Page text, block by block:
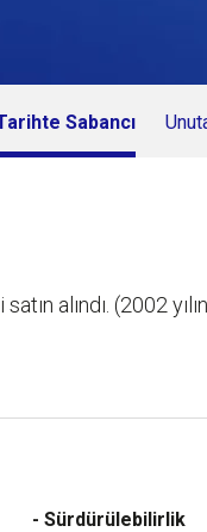
Sabancı
alındı. (2002
- Sürdürülebilirlik